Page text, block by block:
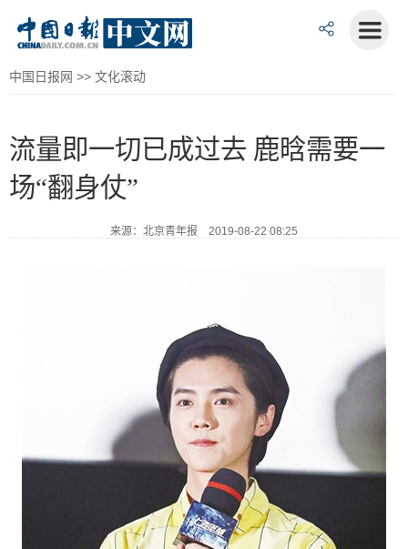
中国日报网 >> 文化滚动
流量即一切已成过去 鹿晗需要一
场“翻身仗”
来源：北京青年报 2019-08-22 08:25